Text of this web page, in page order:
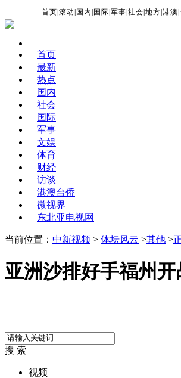
首页 |滚动 国内 国际 |军事 |社会 |地方 |港澳
首页
最新
热点
国内
社会
国际
军事
文娱
体育
财经
访谈
港澳台侨
微视界
东北亚电视网
当前位置： 中新视频 > 体坛风云 >其他 >
亚洲沙排好手福州
搜 索
视频